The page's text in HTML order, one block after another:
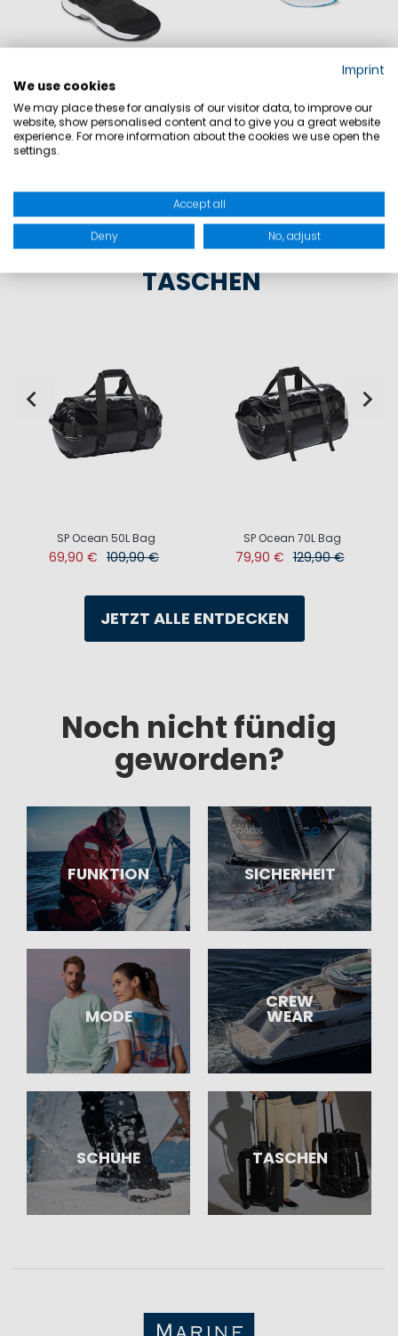
MP Elementary Segelstiefel
218,90 € 259,90 € 59,90 € 99,90 €
UNSERE HIGHLIGHTS |
TASCHEN
SP Ocean 50L Bag
69,90 € 109,90 €
SP Ocean 70L Bag
79,90 € 129,90 €
JETZT ALLE ENTDECKEN
Noch nicht fündig
geworden?
FUNKTION SICHERHEIT
MODE
CREW
WEAR
SCHUHE TASCHEN
Imprint
We use cookies
We may place these for analysis of our visitor data, to improve our
website, show personalised content and to give you a great website
experience. For more information about the cookies we use open the
settings.
Accept all
Deny No, adjust